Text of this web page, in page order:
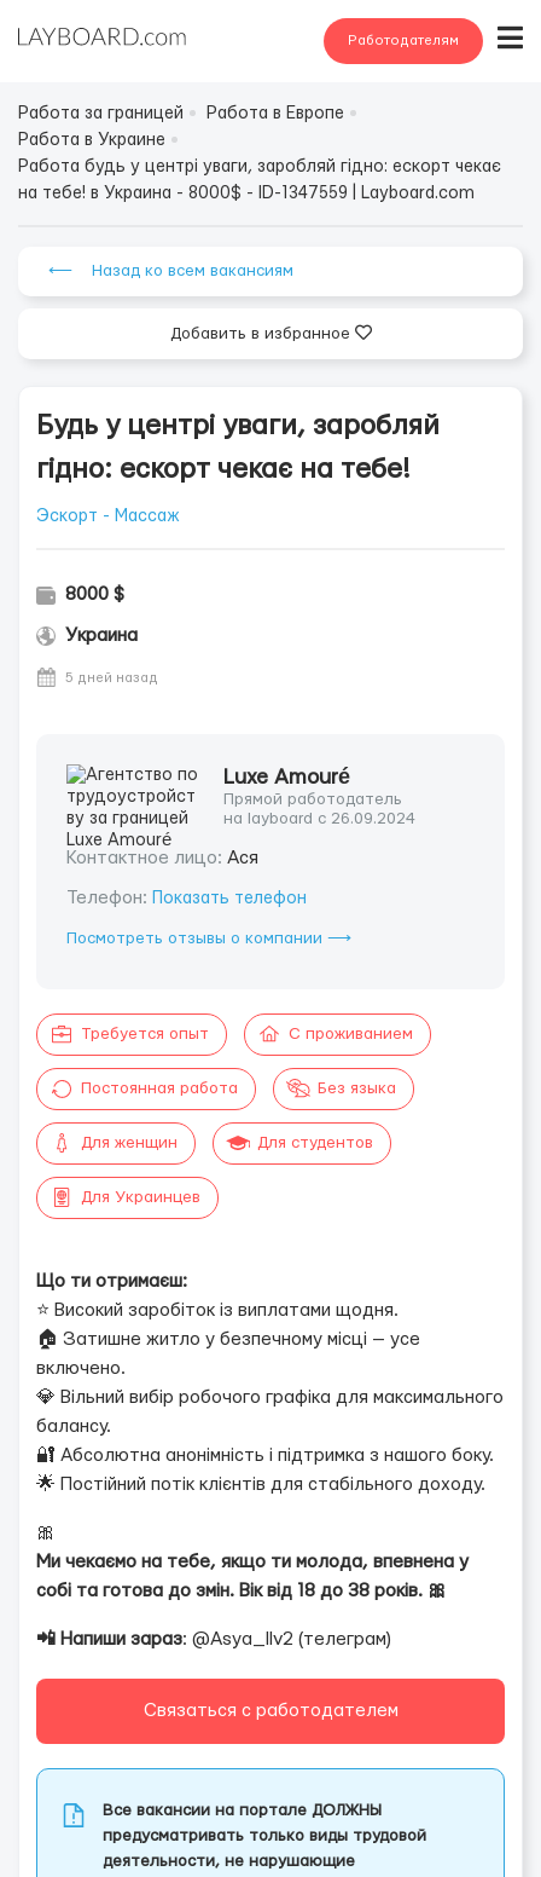
Работодателям
Работа за границей
Работа в Европе
Работа в Украине
Работа будь у центрі уваги, заробляй гідно: ескорт чекає
на тебе! в Украина - 8000$ - ID-1347559 | Layboard.com
⟵ Назад ко всем вакансиям
Добавить в избранное
Будь у центрі уваги, заробляй
гідно: ескорт чекає на тебе!
Эскорт - Массаж
8000 $
Украина
5 дней назад
Luxe Amouré
Прямой работодатель
на layboard с 26.09.2024
Контактное лицо: Ася
Телефон: Показать телефон
Посмотреть отзывы о компании ⟶
Требуется опыт С проживанием
Постоянная работа Без языка
Для женщин Для студентов
Для Украинцев
Що ти отримаєш:
⭐ Високий заробіток із виплатами щодня.
🏠 Затишне житло у безпечному місці — усе
включено.
💎 Вільний вибір робочого графіка для максимального
балансу.
🔐 Абсолютна анонімність і підтримка з нашого боку.
🌟 Постійний потік клієнтів для стабільного доходу.
🎀
Ми чекаємо на тебе, якщо ти молода, впевнена у
собі та готова до змін. Вік від 18 до 38 років. 🎀
📲 Напиши зараз: @Asya_llv2 (телеграм)
Связаться с работодателем
Все вакансии на портале ДОЛЖНЫ
предусматривать только виды трудовой
деятельности, не нарушающие